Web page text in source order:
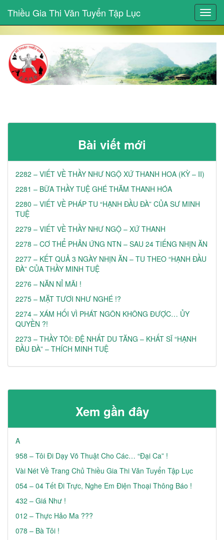
Thiều Gia Thi Văn Tuyển Tập Lục
Bài viết mới
2282 – VIẾT VỀ THẦY NHƯ NGỘ XỨ THANH HOA (KỲ – II)
2281 – BỮA THẦY TUỆ GHÉ THĂM THANH HÓA
2280 – VIẾT VỀ PHÁP TU “HẠNH ĐẦU ĐÀ” CỦA SƯ MINH
TUỆ
2279 – VIẾT VỀ THẦY NHƯ NGỘ – XỨ THANH
2278 – CƠ THỂ PHẢN ỨNG NTN – SAU 24 TIẾNG NHỊN ĂN
2277 – KẾT QUẢ 3 NGÀY NHỊN ĂN – TU THEO “HẠNH ĐẦU
ĐÀ” CỦA THẦY MINH TUỆ
2276 – NĂN NỈ MÃI !
2275 – MẶT TƯƠI NHƯ NGHÉ !?
2274 – XÁM HỐI VÌ PHÁT NGÔN KHÔNG ĐƯỢC… ỦY
QUYỀN ?!
2273 – THẦY TÔI: ĐỆ NHẤT DU TĂNG – KHẤT SĨ “HẠNH
ĐẦU ĐÀ” – THÍCH MINH TUỆ
Xem gần đây
A
958 – Tôi Đi Dạy Võ Thuật Cho Các… “đại Ca” !
Vài Nét Về Trang Chủ Thiều Gia Thi Văn Tuyển Tập Lục
054 – 04 Tết Đi Trực, Nghe Em Điện Thoại Thông Báo !
432 – Giá Như !
012 – Thực Hảo Ma ???
078 – Bà Tôi !